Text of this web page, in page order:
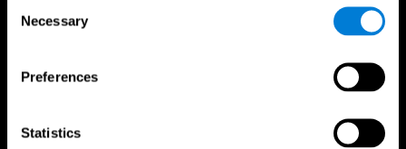
Selection
Necessary
Preferences
Statistics